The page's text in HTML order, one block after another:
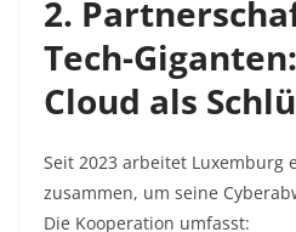
2.
Tech-
Cloud als
Seit 2023 arbeitet Luxemburg
zusammen, um seine
Die Kooperation umfasst: